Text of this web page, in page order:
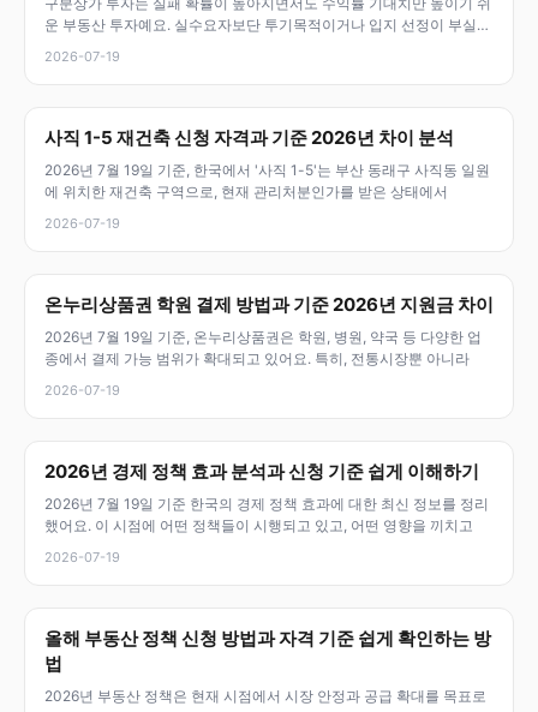
운 부동산 투자예요. 실수요자보단 투기목적이거나 입지 선정이 부실하
2026-07-19
사직 1-5 재건축 신청 자격과 기준 2026년 차이 분석
2026년 7월 19일 기준, 한국에서 '사직 1-5'는 부산 동래구 사직동 일원
에 위치한 재건축 구역으로, 현재 관리처분인가를 받은 상태에서
2026-07-19
온누리상품권 학원 결제 방법과 기준 2026년 지원금 차이
2026년 7월 19일 기준, 온누리상품권은 학원, 병원, 약국 등 다양한 업
종에서 결제 가능 범위가 확대되고 있어요. 특히, 전통시장뿐 아니라
2026-07-19
2026년 경제 정책 효과 분석과 신청 기준 쉽게 이해하기
2026년 7월 19일 기준 한국의 경제 정책 효과에 대한 최신 정보를 정리
했어요. 이 시점에 어떤 정책들이 시행되고 있고, 어떤 영향을 끼치고
2026-07-19
올해 부동산 정책 신청 방법과 자격 기준 쉽게 확인하는 방
법
2026년 부동산 정책은 현재 시점에서 시장 안정과 공급 확대를 목표로